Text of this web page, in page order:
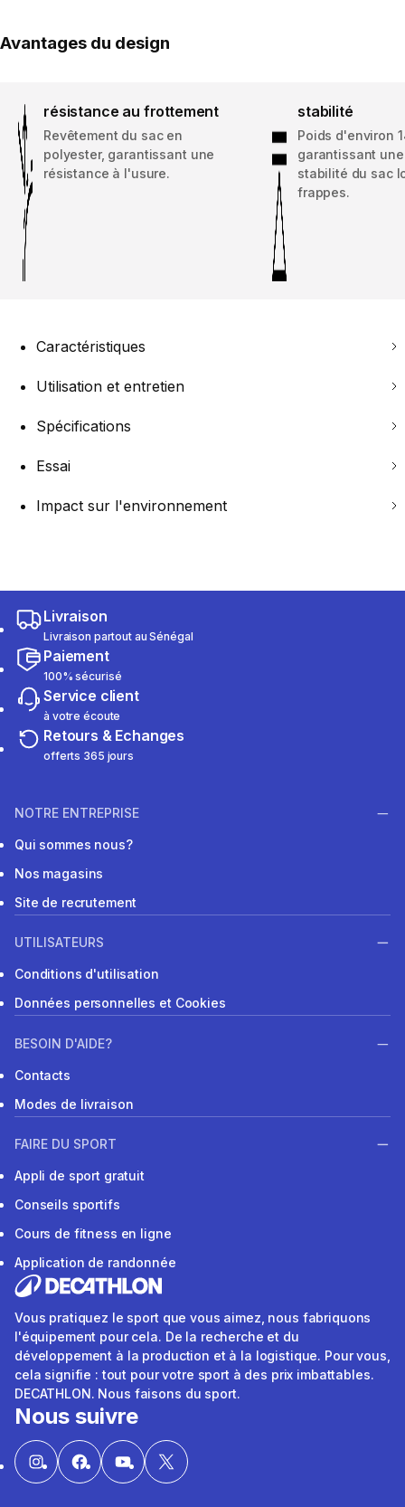
Avantages du design
résistance au frottement
Revêtement du sac en
polyester, garantissant une
résistance à l'usure.
stabilité
Poids d'environ
garantissant
stabilité du sac
frappes.
Caractéristiques
Utilisation et entretien
Spécifications
Essai
Impact sur l'environnement
Livraison
Livraison partout au Sénégal
Paiement
100% sécurisé
Service client
à votre écoute
Retours & Echanges
offerts 365 jours
NOTRE ENTREPRISE
Qui sommes nous?
Nos magasins
Site de recrutement
UTILISATEURS
Conditions d'utilisation
Données personnelles et Cookies
BESOIN D'AIDE?
Contacts
Modes de livraison
FAIRE DU SPORT
Appli de sport gratuit
Conseils sportifs
Cours de fitness en ligne
Application de randonnée
Vous pratiquez le sport que vous aimez, nous fabriquons
l'équipement pour cela. De la recherche et du
développement à la production et à la logistique. Pour vous,
cela signifie : tout pour votre sport à des prix imbattables.
DECATHLON. Nous faisons du sport.
Nous suivre